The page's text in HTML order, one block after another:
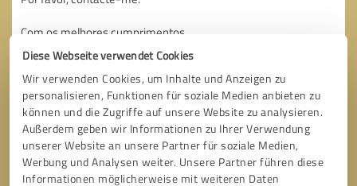
Diese Webseite verwendet Cookies
Wir verwenden Cookies, um Inhalte und Anzeigen zu
personalisieren, Funktionen für soziale Medien anbieten zu
können und die Zugriffe auf unsere Website zu analysieren.
Außerdem geben wir Informationen zu Ihrer Verwendung
unserer Website an unsere Partner für soziale Medien,
Werbung und Analysen weiter. Unsere Partner führen diese
Informationen möglicherweise mit weiteren Daten